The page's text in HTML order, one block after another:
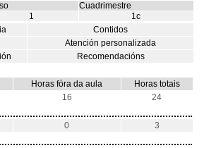
Cuadrimestre
1
1c
Contidos
Atención personalizada
Recomendacións
Horas fóra da aula
Horas totais
16 24
0 3